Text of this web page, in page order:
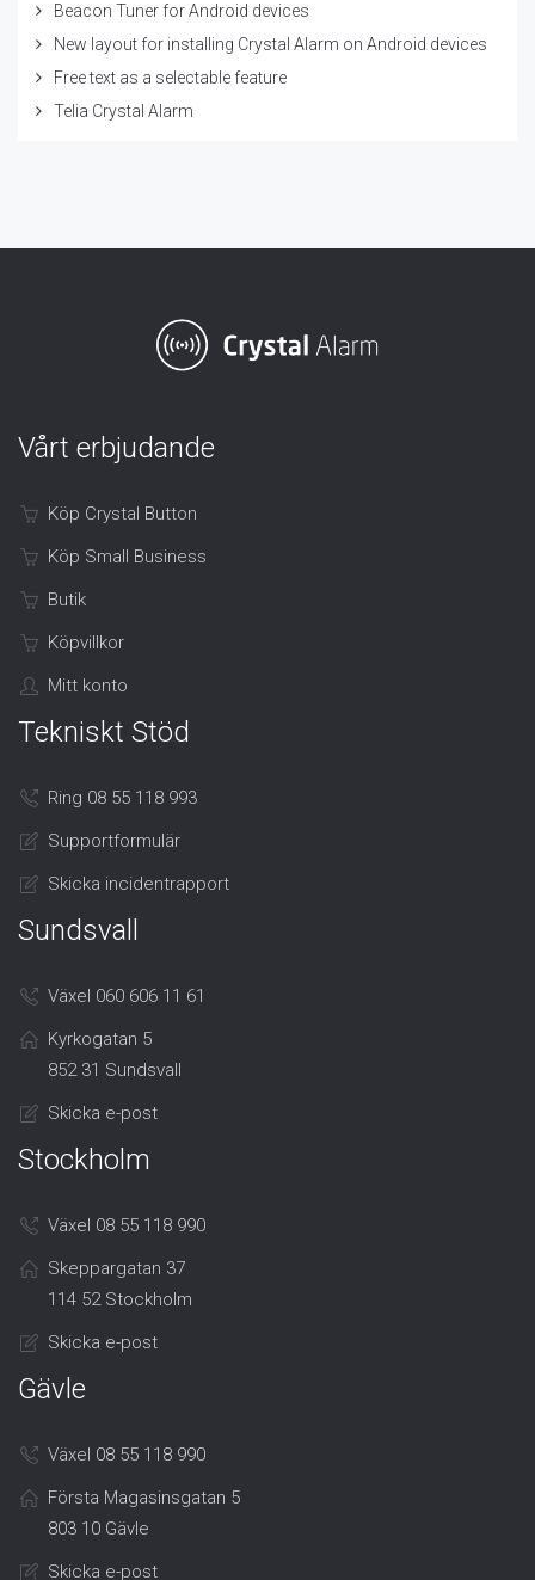
Beacon Tuner for Android devices
New layout for installing Crystal Alarm on Android devices
Free text as a selectable feature
Telia Crystal Alarm
Vårt erbjudande
Köp Crystal Button
Köp Small Business
Butik
Köpvillkor
Mitt konto
Tekniskt Stöd
Ring 08 55 118 993
Supportformulär
Skicka incidentrapport
Sundsvall
Växel 060 606 11 61
Kyrkogatan 5
852 31 Sundsvall
Skicka e-post
Stockholm
Växel 08 55 118 990
Skeppargatan 37
114 52 Stockholm
Skicka e-post
Gävle
Växel 08 55 118 990
Första Magasinsgatan 5
803 10 Gävle
Skicka e-post